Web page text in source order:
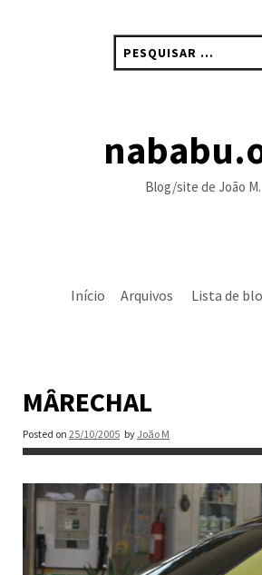
por:
Blog/site de João M.
Início Arquivos Lista de
MÂRECHAL
Posted on 25/10/2005 by João M